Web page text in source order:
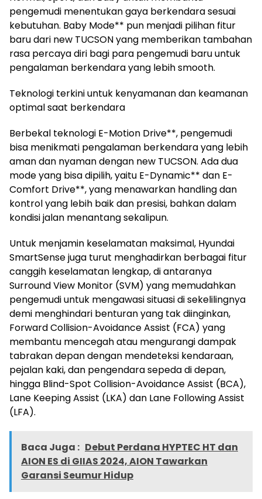
pengemudi menentukan gaya berkendara sesuai
kebutuhan. Baby Mode** pun menjadi pilihan fitur
baru dari new TUCSON yang memberikan tambahan
rasa percaya diri bagi para pengemudi baru untuk
pengalaman berkendara yang lebih smooth.
Teknologi terkini untuk kenyamanan dan keamanan
optimal saat berkendara
Berbekal teknologi E-Motion Drive**, pengemudi
bisa menikmati pengalaman berkendara yang lebih
aman dan nyaman dengan new TUCSON. Ada dua
mode yang bisa dipilih, yaitu E-Dynamic** dan E-
Comfort Drive**, yang menawarkan handling dan
kontrol yang lebih baik dan presisi, bahkan dalam
kondisi jalan menantang sekalipun.
Untuk menjamin keselamatan maksimal, Hyundai
SmartSense juga turut menghadirkan berbagai fitur
canggih keselamatan lengkap, di antaranya
Surround View Monitor (SVM) yang memudahkan
pengemudi untuk mengawasi situasi di sekelilingnya
demi menghindari benturan yang tak diinginkan,
Forward Collision-Avoidance Assist (FCA) yang
membantu mencegah atau mengurangi dampak
tabrakan depan dengan mendeteksi kendaraan,
pejalan kaki, dan pengendara sepeda di depan,
hingga Blind-Spot Collision-Avoidance Assist (BCA),
Lane Keeping Assist (LKA) dan Lane Following Assist
(LFA).
Baca Juga : Debut Perdana HYPTEC HT dan
AION ES di GIIAS 2024, AION Tawarkan
Garansi Seumur Hidup